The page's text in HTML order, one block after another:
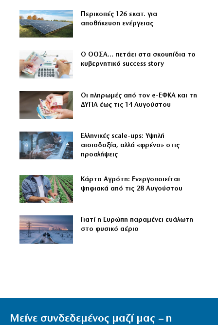
Περικοπές 126 εκατ. για
αποθήκευση ενέργειας
Ο ΟΟΣΑ… πετάει στα σκουπίδια το
κυβερνητικό success story
Οι πληρωμές από τον e-ΕΦΚΑ και τη
ΔΥΠΑ έως τις 14 Αυγούστου
Ελληνικές scale-ups: Υψηλή
αισιοδοξία, αλλά «φρένο» στις
προσλήψεις
Κάρτα Αγρότη: Ενεργοποιείται
ψηφιακά από τις 28 Αυγούστου
Γιατί η Ευρώπη παραμένει ευάλωτη
στο φυσικό αέριο
Μείνε συνδεδεμένος μαζί μας – η